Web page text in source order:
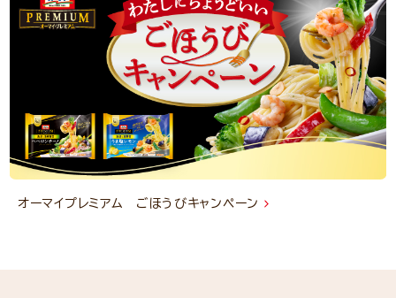
オーマイプレミアム ごほうびキャンペーン